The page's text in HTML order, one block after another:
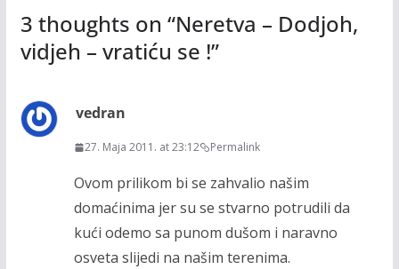
3 thoughts on “Neretva – Dodjoh,
vidjeh – vratiću se !”
vedran
27. Maja 2011. at 23:12 Permalink
Ovom prilikom bi se zahvalio našim
domaćinima jer su se stvarno potrudili da
kući odemo sa punom dušom i naravno
osveta slijedi na našim terenima.